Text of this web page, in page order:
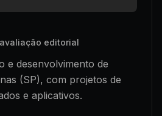
avaliação editorial
e desenvolvimento de
(SP), com projetos de
e aplicativos.